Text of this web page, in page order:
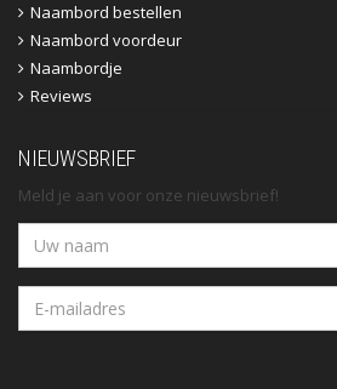
Naambord bestellen
Naambord voordeur
Naambordje
Reviews
NIEUWSBRIEF
Meld je aan voor onze nieuwsbrief!